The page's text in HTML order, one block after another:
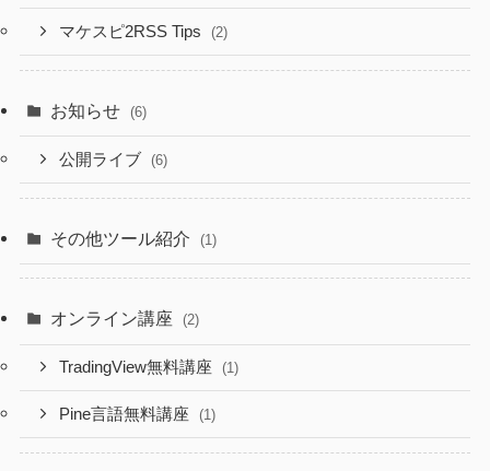
マケスピ2RSS Tips (2)
お知らせ (6)
公開ライブ (6)
その他ツール紹介 (1)
オンライン講座 (2)
TradingView無料講座 (1)
Pine言語無料講座 (1)